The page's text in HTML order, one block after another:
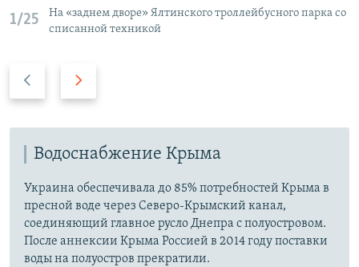
1/25
На «заднем дворе» Ялтинского троллейбусного парка со
списанной техникой
д
д
у
щ
и
с
Водоснабжение Крыма
Украина обеспечивала до 85% потребностей Крыма в
пресной воде через Северо-Крымский канал,
соединяющий главное русло Днепра с полуостровом.
После аннексии Крыма Россией в 2014 году поставки
воды на полуостров прекратили.